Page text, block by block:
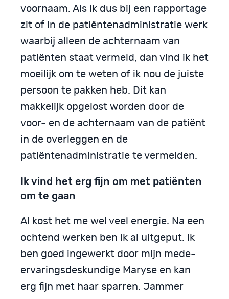
voornaam. Als ik dus bij een rapportage
zit of in de patiëntenadministratie werk
waarbij alleen de achternaam van
patiënten staat vermeld, dan vind ik het
moeilijk om te weten of ik nou de juiste
persoon te pakken heb. Dit kan
makkelijk opgelost worden door de
voor- en de achternaam van de patiënt
in de overleggen en de
patiëntenadministratie te vermelden.
Ik vind het erg fijn om met patiënten
om te gaan
Al kost het me wel veel energie. Na een
ochtend werken ben ik al uitgeput. Ik
ben goed ingewerkt door mijn mede-
ervaringsdeskundige Maryse en kan
erg fijn met haar sparren. Jammer